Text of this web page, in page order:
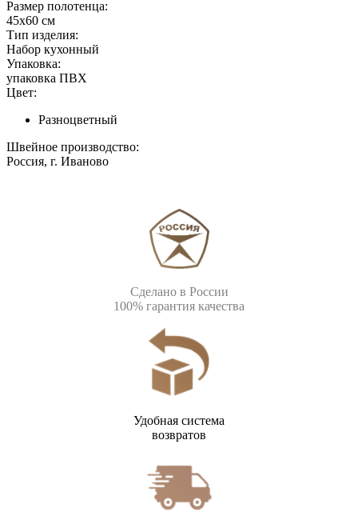
Размер полотенца:
45х60 см
Тип изделия:
Набор кухонный
Упаковка:
упаковка ПВХ
Цвет:
Разноцветный
Швейное производство:
Россия, г. Иваново
Сделано в России
100% гарантия качества
Удобная система
возвратов